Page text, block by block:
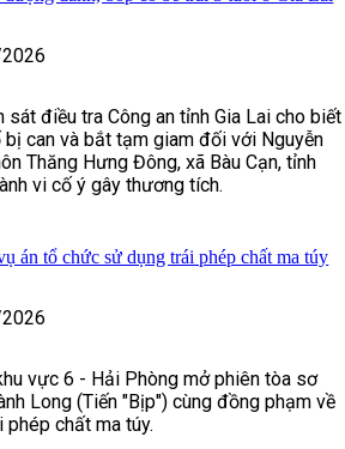
sát điều tra Công an tỉnh Gia Lai cho biết
can và bắt tạm giam đối với Nguyễn
Thăng Hưng Đông, xã Bàu Cạn, tỉnh
vi cố ý gây thương tích.
án tổ chức sử dụng trái phép chất ma túy
vực 6 - Hải Phòng mở phiên tòa sơ
Long (Tiến "Bịp") cùng đồng phạm về
chất ma túy.